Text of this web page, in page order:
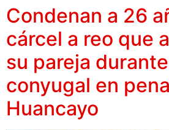
Condenan a 26
cárcel a reo que
su pareja
conyugal en
Huancayo